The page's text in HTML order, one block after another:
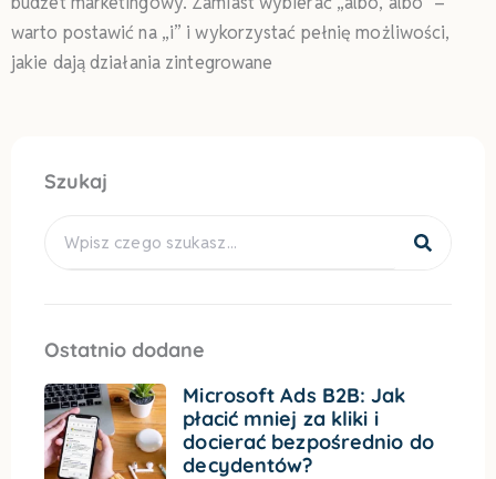
warto postawić na „i” i wykorzystać pełnię możliwości,
jakie dają działania zintegrowane
Szukaj
Ostatnio dodane
Microsoft Ads B2B: Jak
płacić mniej za kliki i
docierać bezpośrednio do
decydentów?